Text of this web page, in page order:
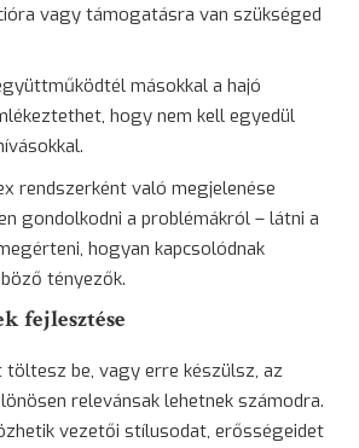
vagy támogatásra van szükséged
másokkal a hajó
hogy nem kell egyedül
rendszerként való megjelenése
gondolkodni a problémákról – látni a
hogyan kapcsolódnak
tényezők.
fejlesztése
be, vagy erre készülsz, az
relevánsak lehetnek számodra.
vezetői stílusodat, erősségeidet